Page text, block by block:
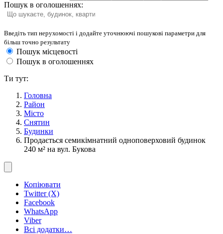
Пошук в оголошеннях:
Введіть тип нерухомості і додайте уточнюючі пошукові параметри для
більш точно результату
Пошук місцевості
Пошук в оголошеннях
Ти тут:
Головна
Район
Місто
Снятин
Будинки
Продається семикімнатний одноповерховий будинок
240 м² на вул. Букова
Копіювати
Twitter (X)
Facebook
WhatsApp
Viber
Всі додатки…